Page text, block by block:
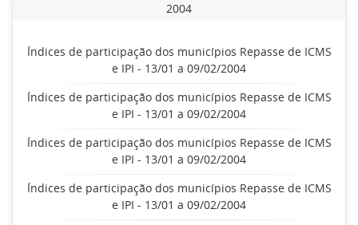
2004
Índices de participação dos municípios Repasse de ICMS
e IPI - 13/01 a 09/02/2004
Índices de participação dos municípios Repasse de ICMS
e IPI - 13/01 a 09/02/2004
Índices de participação dos municípios Repasse de ICMS
e IPI - 13/01 a 09/02/2004
Índices de participação dos municípios Repasse de ICMS
e IPI - 13/01 a 09/02/2004